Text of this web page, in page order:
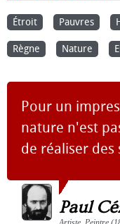
Étroit Pauvres
Règne Nature
Pour un
nature n'est
de réaliser des
Paul